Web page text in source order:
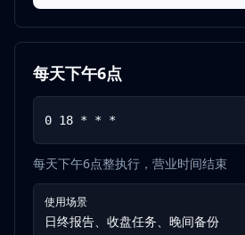
每天下午6点
0 18 * * *
每天下午6点整执行，营业时间结束
使用场景
日终报告、收盘任务、晚间备份